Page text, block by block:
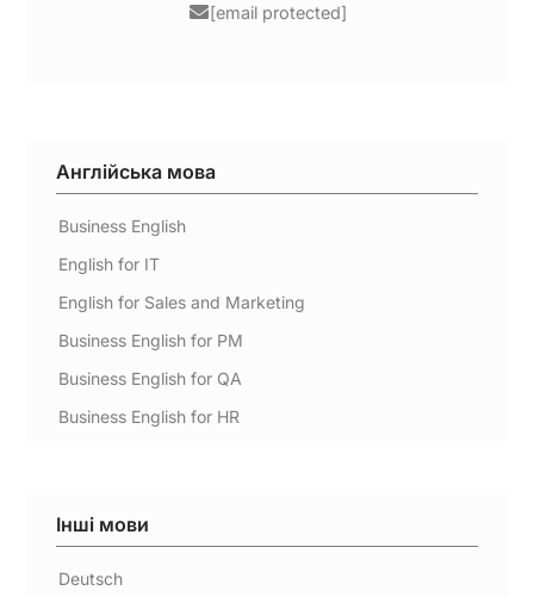
[email protected]
Англійська мова
Business English
English for IT
English for Sales and Marketing
Business English for PM
Business English for QA
Business English for HR
Інші мови
Deutsch